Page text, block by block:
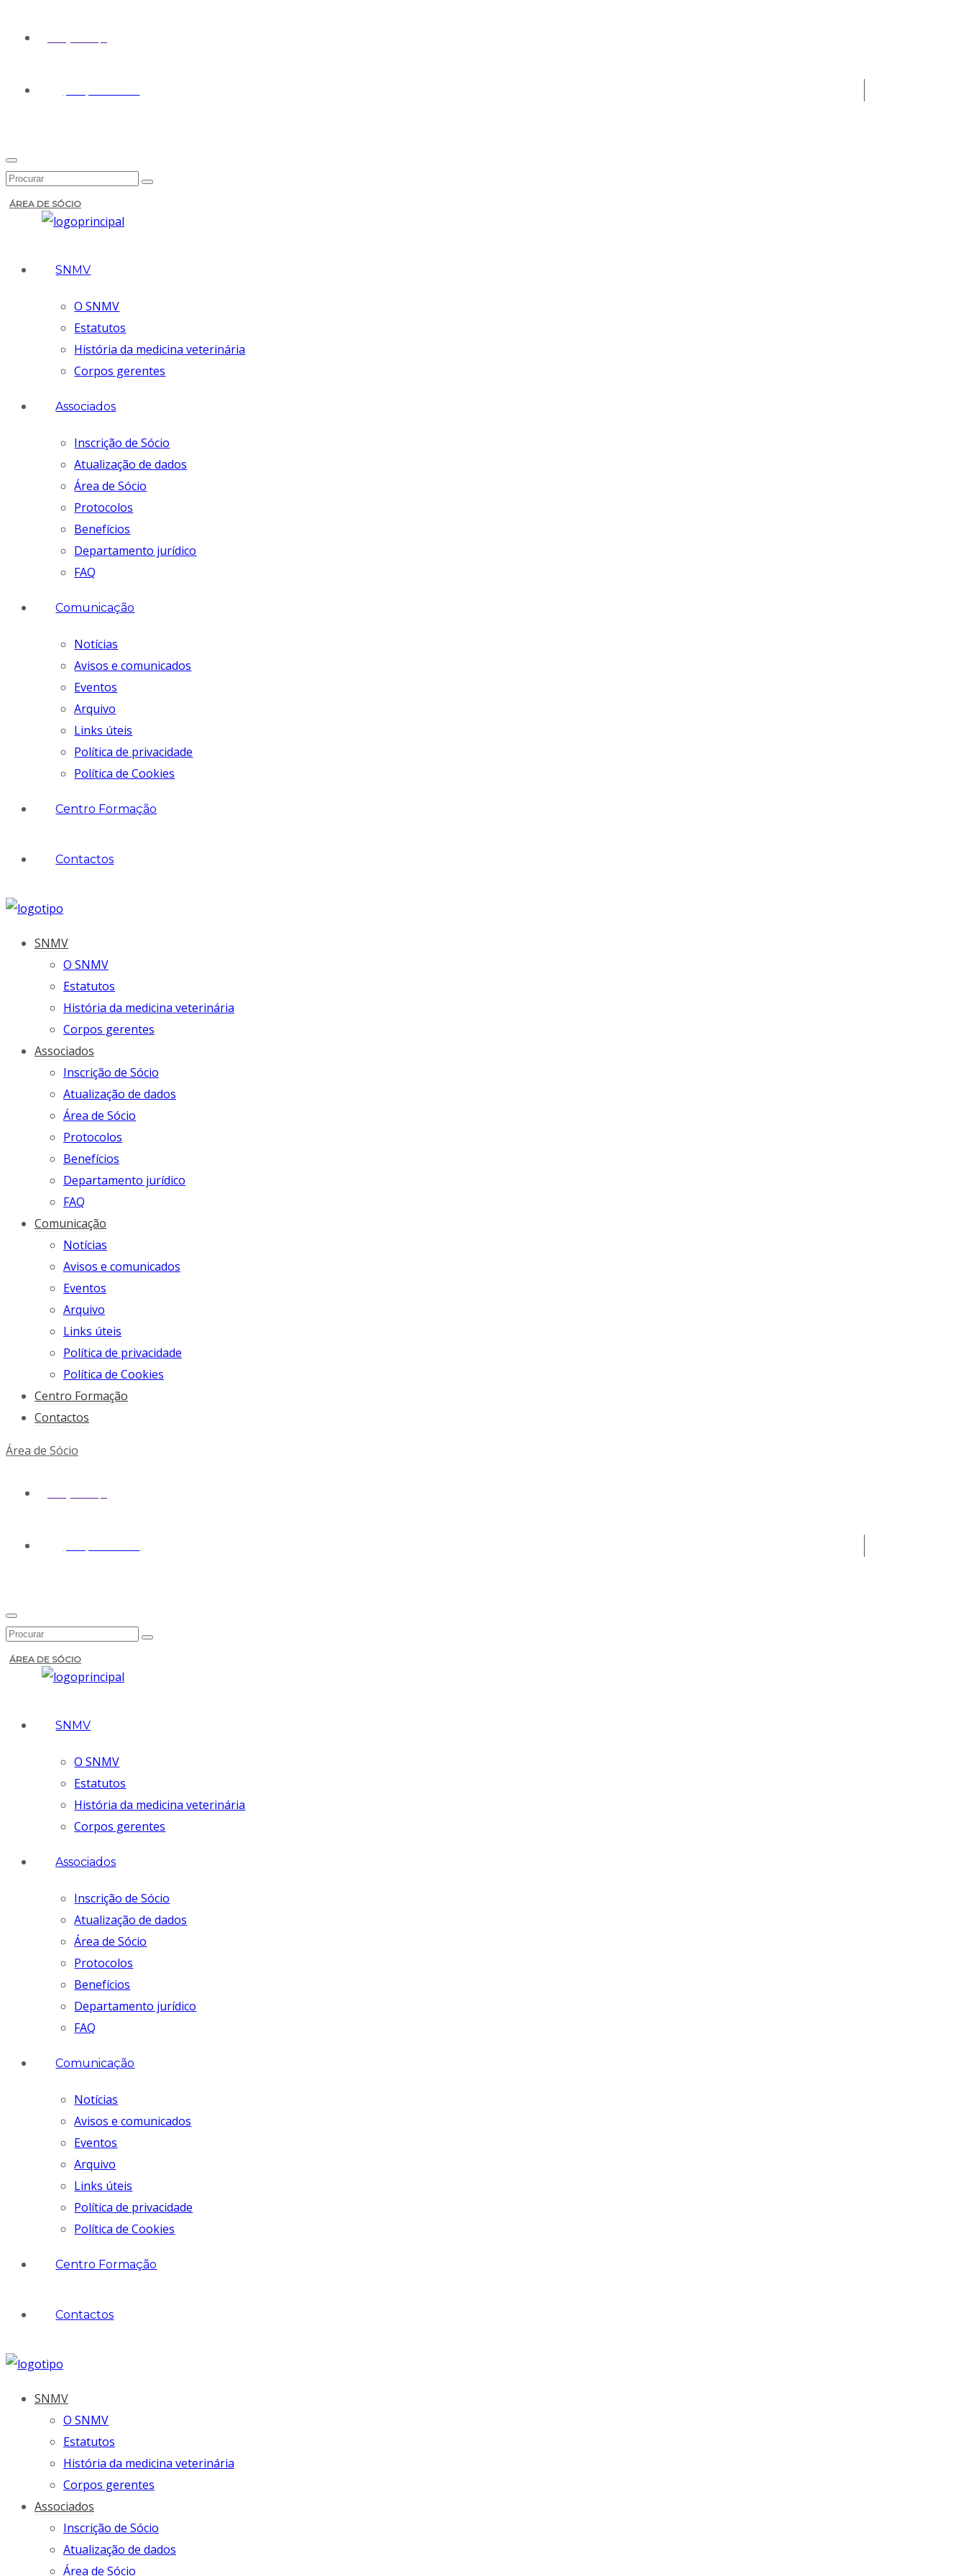
ÁREA DE SÓCIO
SNMV
O SNMV
Estatutos
História da medicina veterinária
Corpos gerentes
Associados
Inscrição de Sócio
Atualização de dados
Área de Sócio
Protocolos
Benefícios
Departamento jurídico
FAQ
Comunicação
Notícias
Avisos e comunicados
Eventos
Arquivo
Links úteis
Política de privacidade
Política de Cookies
Centro Formação
Contactos
SNMV
O SNMV
Estatutos
História da medicina veterinária
Corpos gerentes
Associados
Inscrição de Sócio
Atualização de dados
Área de Sócio
Protocolos
Benefícios
Departamento jurídico
FAQ
Comunicação
Notícias
Avisos e comunicados
Eventos
Arquivo
Links úteis
Política de privacidade
Política de Cookies
Centro Formação
Contactos
Área de Sócio
ÁREA DE SÓCIO
SNMV
O SNMV
Estatutos
História da medicina veterinária
Corpos gerentes
Associados
Inscrição de Sócio
Atualização de dados
Área de Sócio
Protocolos
Benefícios
Departamento jurídico
FAQ
Comunicação
Notícias
Avisos e comunicados
Eventos
Arquivo
Links úteis
Política de privacidade
Política de Cookies
Centro Formação
Contactos
SNMV
O SNMV
Estatutos
História da medicina veterinária
Corpos gerentes
Associados
Inscrição de Sócio
Atualização de dados
Área de Sócio